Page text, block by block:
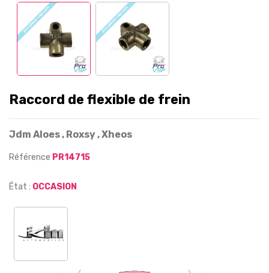
Raccord de flexible de frein
Jdm Aloes , Roxsy , Xheos
Référence PR14715
État : OCCASION